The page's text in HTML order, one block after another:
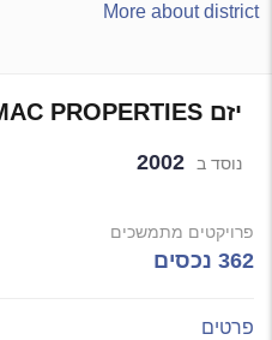
More about district
יזם DAMAC PROPERTIES
נוסד ב 2002
פרויקטים מתמשכים
362 נכסים
פרטים